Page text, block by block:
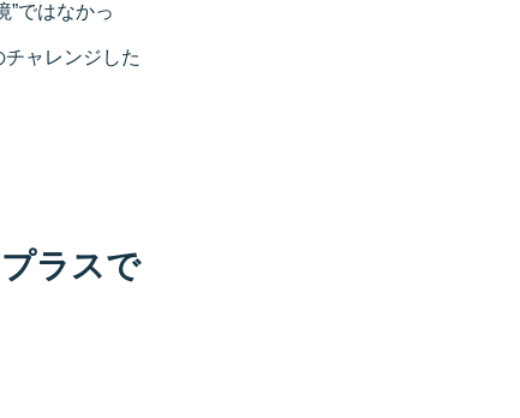
”ではなかっ
ャレンジした
ラスで